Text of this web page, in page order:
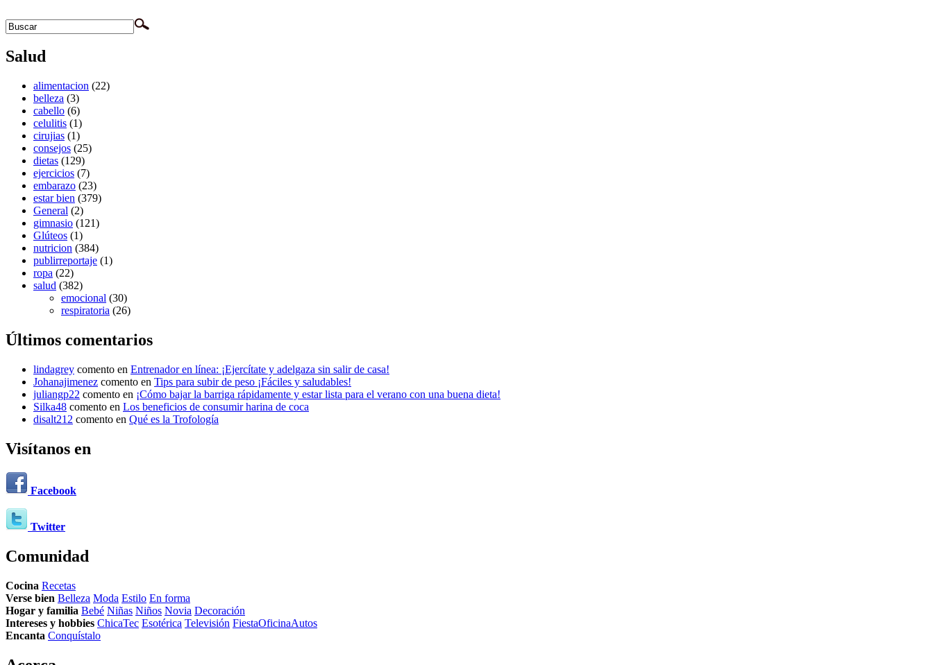
Salud
alimentacion (22)
belleza (3)
cabello (6)
celulitis (1)
cirujias (1)
consejos (25)
dietas (129)
ejercicios (7)
embarazo (23)
estar bien (379)
General (2)
gimnasio (121)
Glúteos (1)
nutricion (384)
publirreportaje (1)
ropa (22)
salud (382)
emocional (30)
respiratoria (26)
Últimos comentarios
lindagrey comento en Entrenador en línea: ¡Ejercítate y adelgaza sin salir de casa!
Johanajimenez comento en Tips para subir de peso ¡Fáciles y saludables!
juliangp22 comento en ¡Cómo bajar la barriga rápidamente y estar lista para el verano con una buena dieta!
Silka48 comento en Los beneficios de consumir harina de coca
disalt212 comento en Qué es la Trofología
Visítanos en
Facebook
Twitter
Comunidad
Cocina Recetas
Verse bien Belleza Moda Estilo En forma
Hogar y familia Bebé Niñas Niños Novia Decoración
Intereses y hobbies ChicaTec Esotérica Televisión FiestaOficinaAutos
Encanta Conquístalo